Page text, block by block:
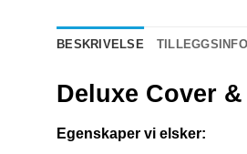
BESKRIVELSE
Deluxe Cover
Egenskaper vi elsker: